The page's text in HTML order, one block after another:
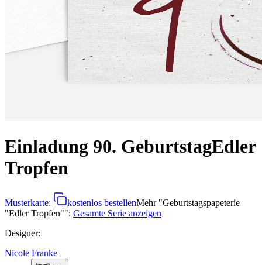
Einladung 90. GeburtstagEdler
Tropfen
Musterkarte: kostenlos bestellenMehr"Geburtstagspapeterie
"Edler Tropfen"": Gesamte Serie anzeigen
Designer:
Nicole Franke